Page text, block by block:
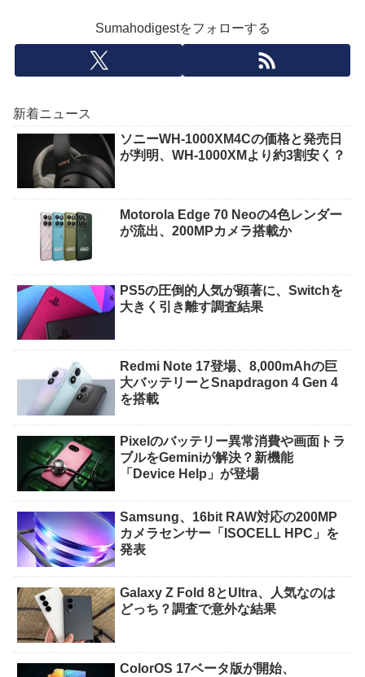
Sumahodigestをフォローする
新着ニュース
ソニーWH-1000XM4Cの価格と発売日
が判明、WH-1000XMより約3割安く？
Motorola Edge 70 Neoの4色レンダー
が流出、200MPカメラ搭載か
PS5の圧倒的人気が顕著に、Switchを
大きく引き離す調査結果
Redmi Note 17登場、8,000mAhの巨
大バッテリーとSnapdragon 4 Gen 4
を搭載
Pixelのバッテリー異常消費や画面トラ
ブルをGeminiが解決？新機能
「Device Help」が登場
Samsung、16bit RAW対応の200MP
カメラセンサー「ISOCELL HPC」を
発表
Galaxy Z Fold 8とUltra、人気なのは
どっち？調査で意外な結果
ColorOS 17ベータ版が開始、